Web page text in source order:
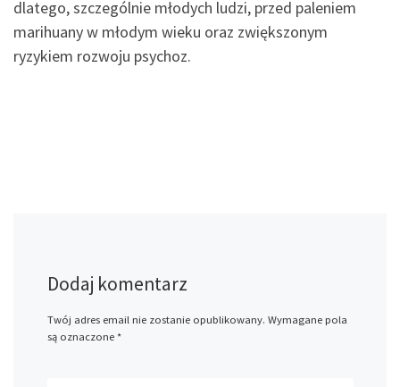
dlatego, szczególnie młodych ludzi, przed paleniem
marihuany w młodym wieku oraz zwiększonym
ryzykiem rozwoju psychoz.
Dodaj komentarz
Twój adres email nie zostanie opublikowany. Wymagane pola
są oznaczone *